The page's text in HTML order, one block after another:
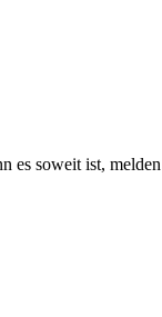
es soweit ist,